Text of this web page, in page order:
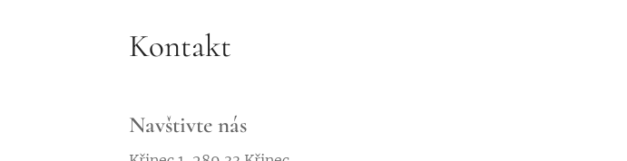
Kontakt
Navštivte nás